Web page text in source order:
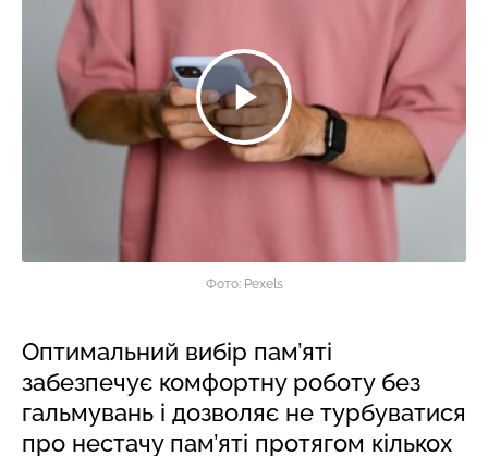
Фото: Pexels
Оптимальний вибір пам’яті
забезпечує комфортну роботу без
гальмувань і дозволяє не турбуватися
про нестачу пам’яті протягом кількох